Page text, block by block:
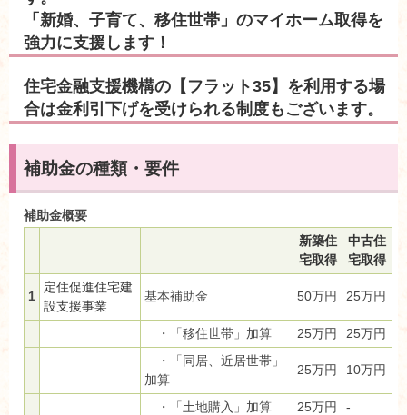
「新婚、子育て、移住世帯」のマイホーム取得を
強力に支援します！
住宅金融支援機構の【フラット35】を利用する場
合は金利引下げを受けられる制度もございます。
補助金の種類・要件
補助金概要
新築住
宅取得
中古住
宅取得
1
定住促進住宅建
設支援事業
基本補助金 50万円 25万円
・「移住世帯」加算 25万円
25万円
・「同居、近居世帯」
加算
25万円 10万円
・「土地購入」加算 25万円
-